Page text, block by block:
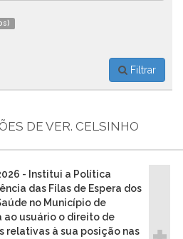
Filtrar
DE VER. CELSINHO
- Institui a Política
das Filas de Espera dos
no Município de
ao usuário o direito de
relativas à sua posição nas